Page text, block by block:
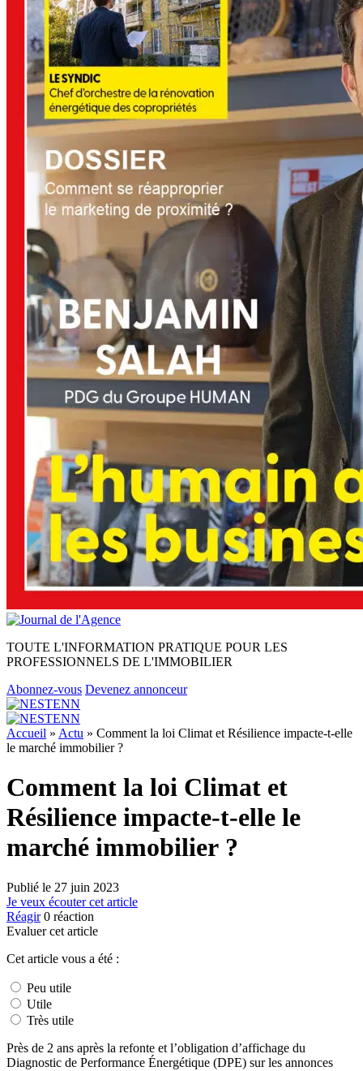
TOUTE L'INFORMATION PRATIQUE POUR LES
PROFESSIONNELS DE L'IMMOBILIER
Abonnez-vous Devenez annonceur
Accueil » Actu » Comment la loi Climat et Résilience impacte-t-elle
le marché immobilier ?
Comment la loi Climat et
Résilience impacte-t-elle le
marché immobilier ?
Publié le 27 juin 2023
Je veux écouter cet article
Réagir 0 réaction
Evaluer cet article
Cet article vous a été :
Peu utile
Utile
Très utile
Près de 2 ans après la refonte et l’obligation d’affichage du
Diagnostic de Performance Énergétique (DPE) sur les annonces